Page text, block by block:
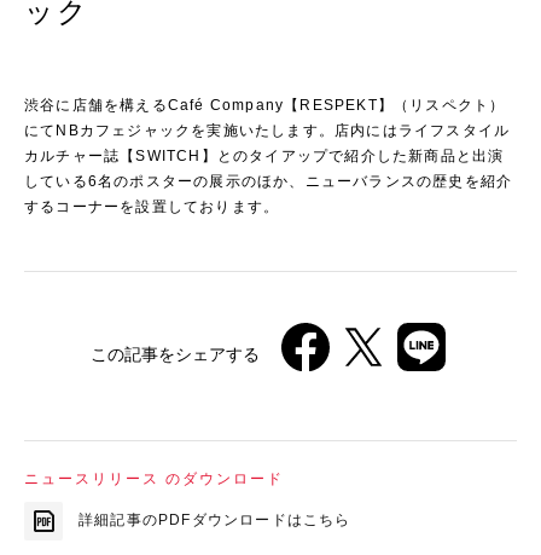
ック
渋谷に店舗を構えるCafé Company【RESPEKT】（リスペクト）
にてNBカフェジャックを実施いたします。店内にはライフスタイル
カルチャー誌【SWITCH】とのタイアップで紹介した新商品と出演
している6名のポスターの展示のほか、ニューバランスの歴史を紹介
するコーナーを設置しております。
この記事をシェアする
ニュースリリース のダウンロード
詳細記事のPDFダウンロードはこちら